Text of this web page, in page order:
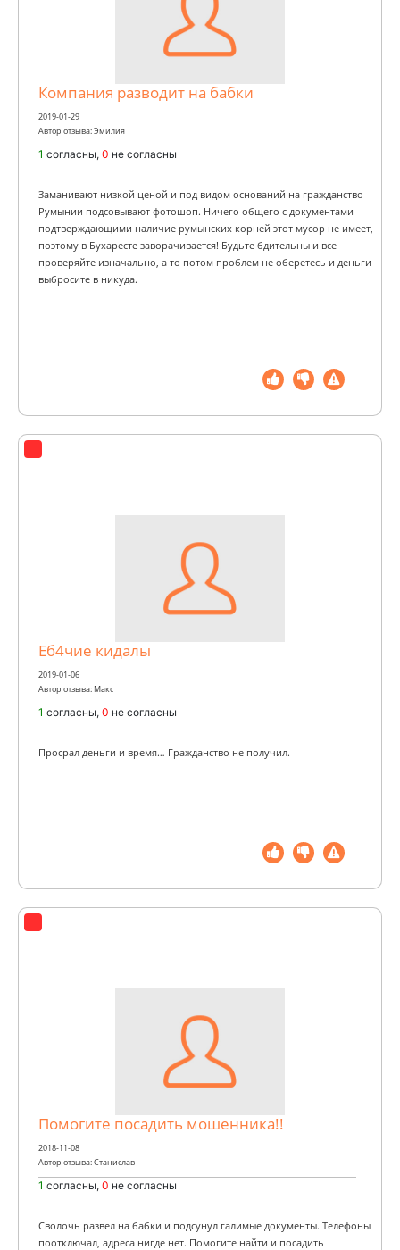
Компания разводит на бабки
2019-01-29
Автор отзыва: Эмилия
1 согласны, 0 не согласны
Заманивают низкой ценой и под видом оснований на гражданство
Румынии подсовывают фотошоп. Ничего общего с документами
подтверждающими наличие румынских корней этот мусор не имеет,
поэтому в Бухаресте заворачивается! Будьте бдительны и все
проверяйте изначально, а то потом проблем не оберетесь и деньги
выбросите в никуда.
Еб4чие кидалы
2019-01-06
Автор отзыва: Макc
1 согласны, 0 не согласны
Просрал деньги и время… Гражданство не получил.
Помогите посадить мошенника!!
2018-11-08
Автор отзыва: Станислав
1 согласны, 0 не согласны
Сволочь развел на бабки и подсунул галимые документы. Телефоны
поотключал, адреса нигде нет. Помогите найти и посадить